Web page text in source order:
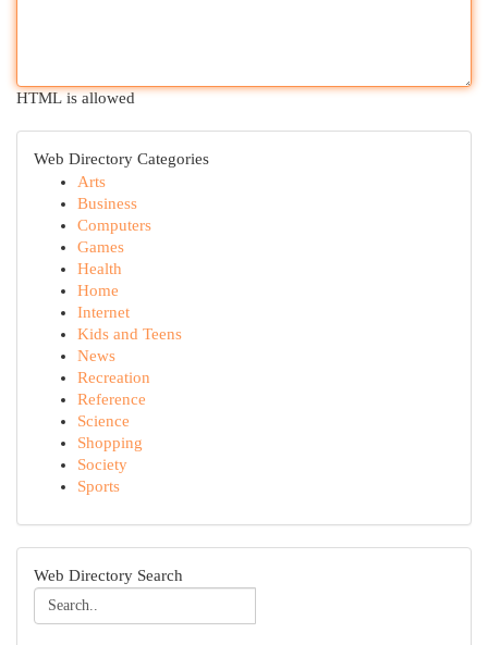
HTML is allowed
Web Directory Categories
Arts
Business
Computers
Games
Health
Home
Internet
Kids and Teens
News
Recreation
Reference
Science
Shopping
Society
Sports
Web Directory Search